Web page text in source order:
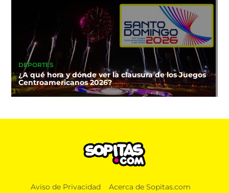
DEPORTES
¿A qué hora y dónde ver la clausura de los Juegos
Centroamericanos 2026?
¡Apúntale bien! Así puedes recuperar tu línea
Aviso de Privacidad Acerca de Sopitas.com